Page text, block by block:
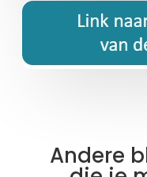
Andere